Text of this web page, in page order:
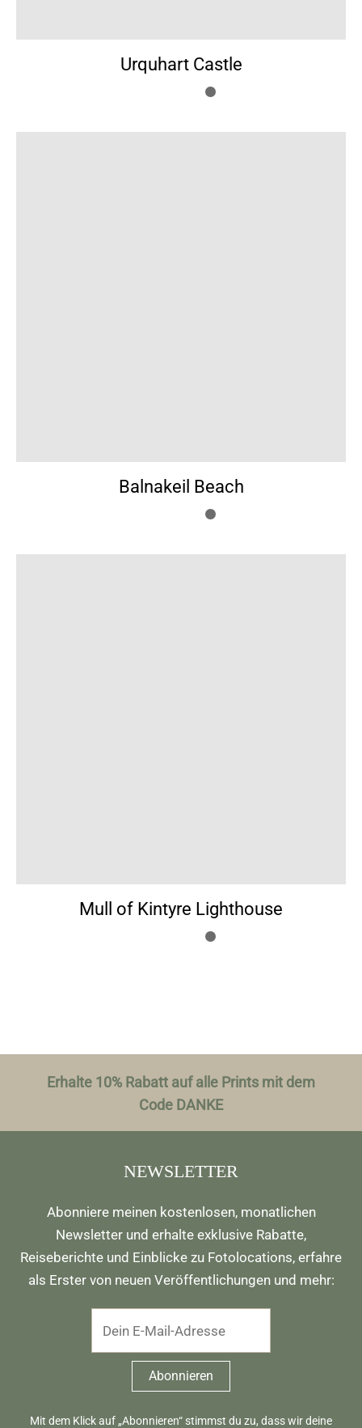
Urquhart Castle
Balnakeil Beach
Mull of Kintyre Lighthouse
Erhalte 10% Rabatt auf alle Prints mit dem
Code DANKE
NEWSLETTER
Abonniere meinen kostenlosen, monatlichen
Newsletter und erhalte exklusive Rabatte,
Reiseberichte und Einblicke zu Fotolocations, erfahre
als Erster von neuen Veröffentlichungen und mehr:
Mit dem Klick auf „Abonnieren“ stimmst du zu, dass wir deine